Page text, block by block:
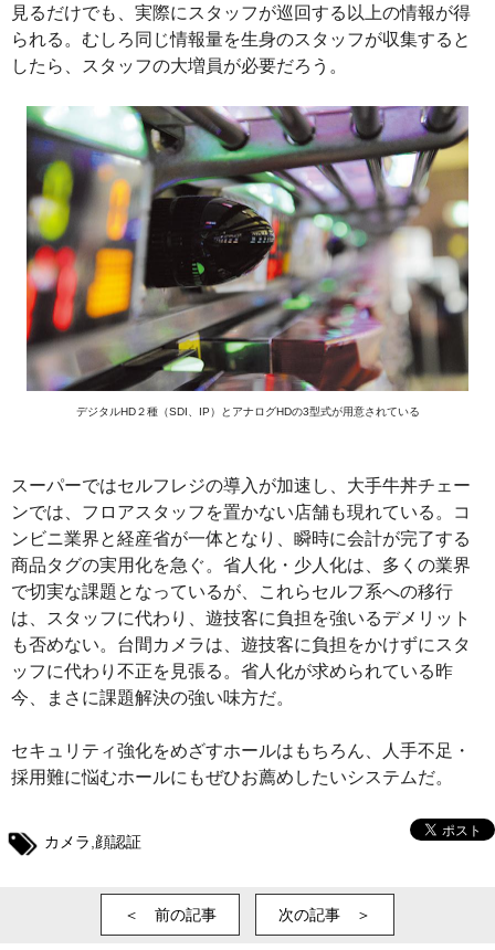
見るだけでも、実際にスタッフが巡回する以上の情報が得
られる。むしろ同じ情報量を生身のスタッフが収集すると
したら、スタッフの大増員が必要だろう。
デジタルHD２種（SDI、IP）とアナログHDの3型式が用意されている
スーパーではセルフレジの導入が加速し、大手牛丼チェー
ンでは、フロアスタッフを置かない店舗も現れている。コ
ンビニ業界と経産省が一体となり、瞬時に会計が完了する
商品タグの実用化を急ぐ。省人化・少人化は、多くの業界
で切実な課題となっているが、これらセルフ系への移行
は、スタッフに代わり、遊技客に負担を強いるデメリット
も否めない。台間カメラは、遊技客に負担をかけずにスタ
ッフに代わり不正を見張る。省人化が求められている昨
今、まさに課題解決の強い味方だ。
セキュリティ強化をめざすホールはもちろん、人手不足・
採用難に悩むホールにもぜひお薦めしたいシステムだ。
カメラ,顔認証
＜ 前の記事 次の記事 ＞